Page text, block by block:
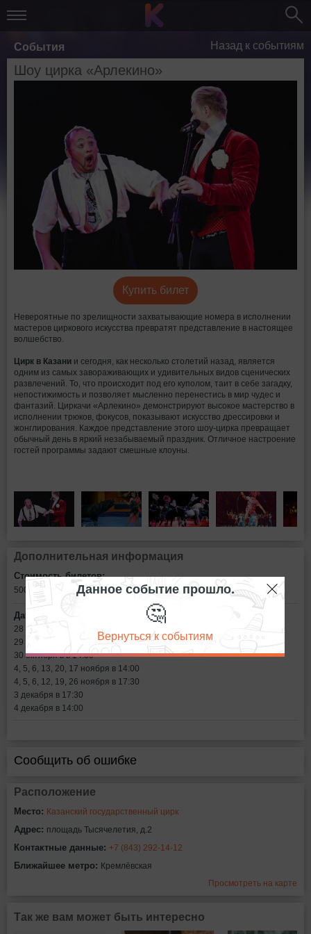
События Назад к событиям
Шоу цирка «Арлекино»
Купить билет
Невероятные по зрелищности захватывающие номера в исполнении
мастеров циркового искусства превратят представление в настоящее
волшебство.
Цирк в Казани и сегодня, как несколько столетий назад, является
одним из самых завораживающих и удивительных видов сценических
развлечений. То, что происходит под его куполом, таит в себе загадку,
непостижимость и позволяет мысленно перенестись в мир чудес и
фантазий. Циркачи «Арлекино» демонстрируют высокое мастерство в
исполнении трюков, фокусов, показывают искусство дрессировки и
жонглирования. Каждое представление этого шоу-цирка превращает
обычный день в яркий незабываемый праздник. Отличное настроение
гостей программы задают смешные клоуны.
Дополнительная информация
Стоимость билетов:
500 - 1300 рублей
Дата:
28 октября в 18:00
29 октября в 17:30
30 октября в в 14:00
4, 5, 6, 13, 20, 17 ноября в 14:00
4, 5, 6, 12, 19, 26 ноября в 17:30
3 декабря в 17:30
4 декабря в 14:00
Сообщить об ошибке
Расположение
Место: Казанский государственный цирк
Адрес: площадь Тысячелетия, д.2
Контактные данные: +7 (843) 292-14-12
Ближайшее метро: Кремлёвская
Просмотреть на карте
Так же вам может быть интересно
Данное событие прошло.
🤔
Вернуться к событиям